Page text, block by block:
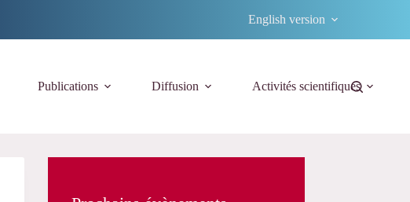
English version
Publications Diffusion Activités scientifiques